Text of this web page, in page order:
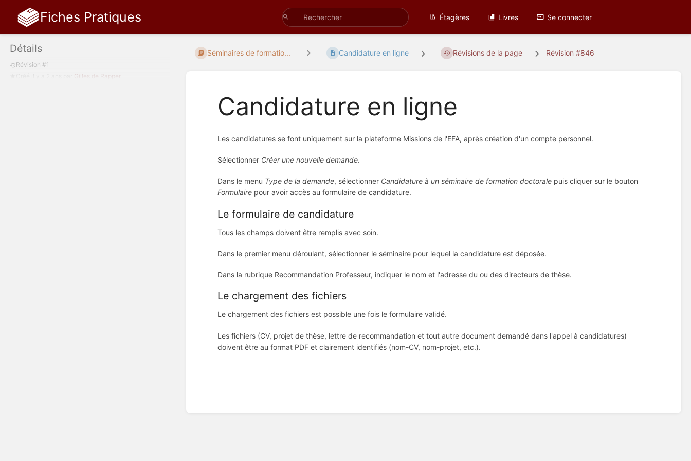
Fiches Pratiques Étagères Livres Se connecter
Détails
Révision #1
Gilles de Rapper
Séminaires de formatio... Candidature en ligne Révisions de la page Révision #846
Candidature en ligne
Les candidatures se font uniquement sur la plateforme Missions de l'EFA, après création d'un compte personnel.
Sélectionner Créer une nouvelle demande.
Dans le menu Type de la demande, sélectionner Candidature à un séminaire de formation doctorale puis cliquer sur le bouton
Formulaire pour avoir accès au formulaire de candidature.
Le formulaire de candidature
Tous les champs doivent être remplis avec soin.
Dans le premier menu déroulant, sélectionner le séminaire pour lequel la candidature est déposée.
Dans la rubrique Recommandation Professeur, indiquer le nom et l'adresse du ou des directeurs de thèse.
Le chargement des fichiers
Le chargement des fichiers est possible une fois le formulaire validé.
Les fichiers (CV, projet de thèse, lettre de recommandation et tout autre document demandé dans l'appel à candidatures)
doivent être au format PDF et clairement identifiés (nom-CV, nom-projet, etc.).